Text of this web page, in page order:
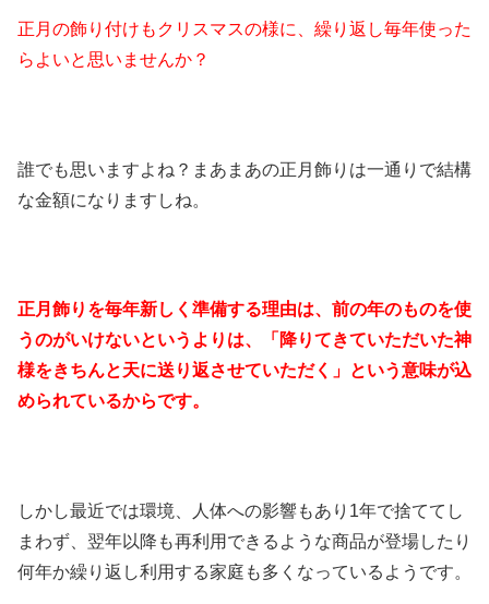
正月の飾り付けもクリスマスの様に、繰り返し毎年使った
らよいと思いませんか？
誰でも思いますよね？まあまあの正月飾りは一通りで結構
な金額になりますしね。
正月飾りを毎年新しく準備する理由は、前の年のものを使
うのがいけないというよりは、「降りてきていただいた神
様をきちんと天に送り返させていただく」という意味が込
められているからです。
しかし最近では環境、人体への影響もあり1年で捨ててし
まわず、翌年以降も再利用できるような商品が登場したり
何年か繰り返し利用する家庭も多くなっているようです。